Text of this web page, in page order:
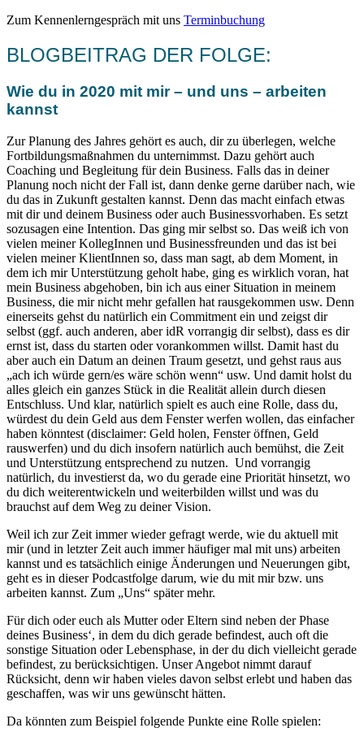
Zum Kennenlerngespräch mit uns Terminbuchung
BLOGBEITRAG DER FOLGE:
Wie du in 2020 mit mir – und uns – arbeiten
kannst
Zur Planung des Jahres gehört es auch, dir zu überlegen, welche
Fortbildungsmaßnahmen du unternimmst. Dazu gehört auch
Coaching und Begleitung für dein Business. Falls das in deiner
Planung noch nicht der Fall ist, dann denke gerne darüber nach, wie
du das in Zukunft gestalten kannst. Denn das macht einfach etwas
mit dir und deinem Business oder auch Businessvorhaben. Es setzt
sozusagen eine Intention. Das ging mir selbst so. Das weiß ich von
vielen meiner KollegInnen und Businessfreunden und das ist bei
vielen meiner KlientInnen so, dass man sagt, ab dem Moment, in
dem ich mir Unterstützung geholt habe, ging es wirklich voran, hat
mein Business abgehoben, bin ich aus einer Situation in meinem
Business, die mir nicht mehr gefallen hat rausgekommen usw. Denn
einerseits gehst du natürlich ein Commitment ein und zeigst dir
selbst (ggf. auch anderen, aber idR vorrangig dir selbst), dass es dir
ernst ist, dass du starten oder vorankommen willst. Damit hast du
aber auch ein Datum an deinen Traum gesetzt, und gehst raus aus
„ach ich würde gern/es wäre schön wenn“ usw. Und damit holst du
alles gleich ein ganzes Stück in die Realität allein durch diesen
Entschluss. Und klar, natürlich spielt es auch eine Rolle, dass du,
würdest du dein Geld aus dem Fenster werfen wollen, das einfacher
haben könntest (disclaimer: Geld holen, Fenster öffnen, Geld
rauswerfen) und du dich insofern natürlich auch bemühst, die Zeit
und Unterstützung entsprechend zu nutzen. Und vorrangig
natürlich, du investierst da, wo du gerade eine Priorität hinsetzt, wo
du dich weiterentwickeln und weiterbilden willst und was du
brauchst auf dem Weg zu deiner Vision.
Weil ich zur Zeit immer wieder gefragt werde, wie du aktuell mit
mir (und in letzter Zeit auch immer häufiger mal mit uns) arbeiten
kannst und es tatsächlich einige Änderungen und Neuerungen gibt,
geht es in dieser Podcastfolge darum, wie du mit mir bzw. uns
arbeiten kannst. Zum „Uns“ später mehr.
Für dich oder euch als Mutter oder Eltern sind neben der Phase
deines Business‘, in dem du dich gerade befindest, auch oft die
sonstige Situation oder Lebensphase, in der du dich vielleicht gerade
befindest, zu berücksichtigen. Unser Angebot nimmt darauf
Rücksicht, denn wir haben vieles davon selbst erlebt und haben das
geschaffen, was wir uns gewünscht hätten.
Da könnten zum Beispiel folgende Punkte eine Rolle spielen: